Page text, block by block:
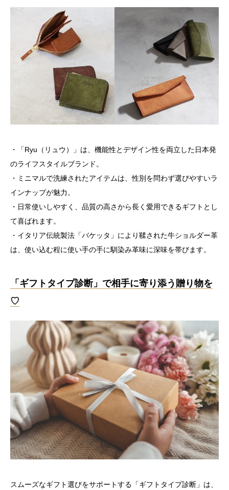
・「Ryu（リュウ）」は、機能性とデザイン性を両立した日本発
のライフスタイルブランド。
・ミニマルで洗練されたアイテムは、性別を問わず選びやすいラ
インナップが魅力。
・日常使いしやすく、品質の高さから長く愛用できるギフトとし
て喜ばれます。
・イタリア伝統製法「バケッタ」により鞣された牛ショルダー革
は、使い込む程に使い手の手に馴染み革味に深味を帯びます。
「ギフトタイプ診断」で相手に寄り添う贈り物を
♡
スムーズなギフト選びをサポートする「ギフトタイプ診断」は、